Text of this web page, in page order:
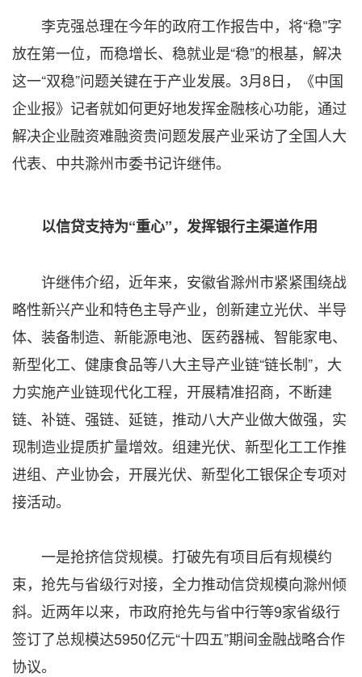
李克强总理在今年的政府工作报告中，将“稳”字
放在第一位，而稳增长、稳就业是“稳”的根基，解决
这一“双稳”问题关键在于产业发展。3月8日，《中国
企业报》记者就如何更好地发挥金融核心功能，通过
解决企业融资难融资贵问题发展产业采访了全国人大
代表、中共滁州市委书记许继伟。
以信贷支持为“重心”，发挥银行主渠道作用
许继伟介绍，近年来，安徽省滁州市紧紧围绕战
略性新兴产业和特色主导产业，创新建立光伏、半导
体、装备制造、新能源电池、医药器械、智能家电、
新型化工、健康食品等八大主导产业链“链长制”，大
力实施产业链现代化工程，开展精准招商，不断建
链、补链、强链、延链，推动八大产业做大做强，实
现制造业提质扩量增效。组建光伏、新型化工工作推
进组、产业协会，开展光伏、新型化工银保企专项对
接活动。
一是抢挤信贷规模。打破先有项目后有规模约
束，抢先与省级行对接，全力推动信贷规模向滁州倾
斜。近两年以来，市政府抢先与省中行等9家省级行
签订了总规模达5950亿元“十四五”期间金融战略合作
协议。